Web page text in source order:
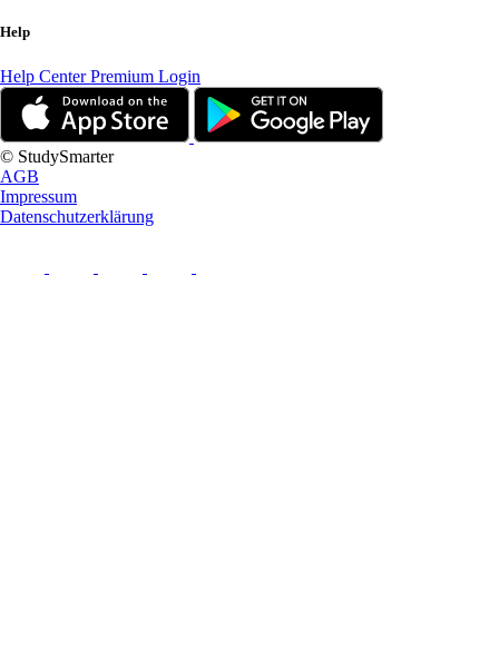
Help
Help CenterPremium Login
© StudySmarter
AGB
Impressum
Datenschutzerklärung